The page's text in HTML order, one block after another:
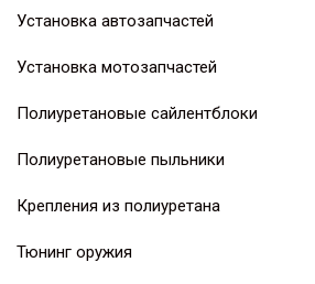
Установка автозапчастей
Установка мотозапчастей
Полиуретановые сайлентблоки
Полиуретановые пыльники
Крепления из полиуретана
Тюнинг оружия